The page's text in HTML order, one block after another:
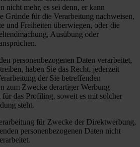
nicht mehr, es sei denn, er kann
Gründe für die Verarbeitung nachweisen,
und Freiheiten überwiegen, oder die
Ausübung oder
personenbezogenen Daten verarbeitet,
haben Sie das Recht, jederzeit
der Sie betreffenden
zum Zwecke derartiger Werbung
für das Profiling, soweit es mit solcher
steht.
für Zwecke der Direktwerbung,
personenbezogenen Daten nicht